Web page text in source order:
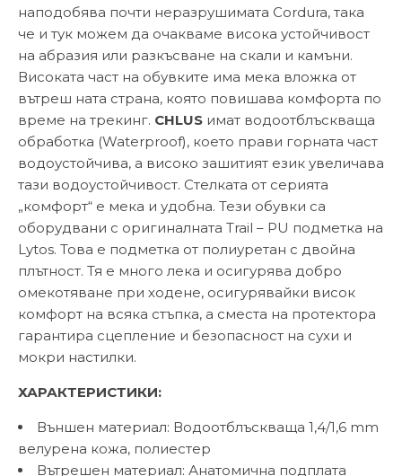
наподобява почти неразрушимата Cordura, така
че и тук можем да очакваме висока устойчивост
на абразия или разкъсване на скали и камъни.
Високата част на обувките има мека вложка от
вътреш ната страна, която повишава комфорта по
време на трекинг. CHLUS имат водоотблъскваща
обработка (Waterproof), което прави горната част
водоустойчива, а високо зашитият език увеличава
тази водоустойчивост. Стелката от серията
„комфорт“ е мека и удобна. Тези обувки са
оборудвани с оригиналната Trail – PU подметка на
Lytos. Това е подметка от полиуретан с двойна
плътност. Тя е много лека и осигурява добро
омекотяване при ходене, осигурявайки висок
комфорт на всяка стъпка, а сместа на протектора
гарантира сцепление и безопасност на сухи и
мокри настилки.
ХАРАКТЕРИСТИКИ:
Външен материал: Водоотблъскваща 1,4/1,6 mm
велурена кожа, полиестер
Вътрешен материал: Анатомична подплата